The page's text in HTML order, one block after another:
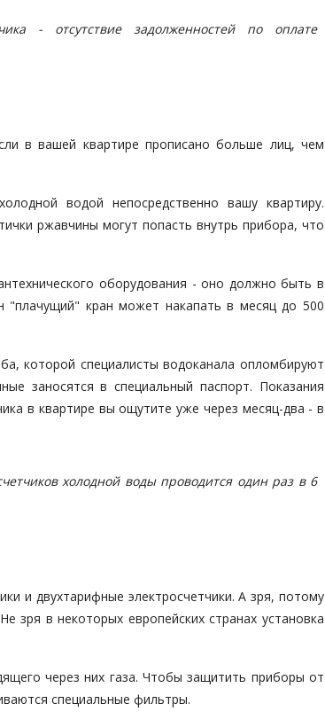
- отсутствие задолженностей по оплате
в вашей квартире прописано больше лиц, чем
водой непосредственно вашу квартиру.
ржавчины могут попасть внутрь прибора, что
оборудования - оно должно быть в
"плачущий" кран может накапать в месяц до 500
которой специалисты водоканала опломбируют
заносятся в специальный паспорт. Показания
в квартире вы ощутите уже через месяц-два - в
холодной воды проводится один раз в 6
и двухтарифные электросчетчики. А зря, потому
зря в некоторых европейских странах установка
через них газа. Чтобы защитить приборы от
специальные фильтры.